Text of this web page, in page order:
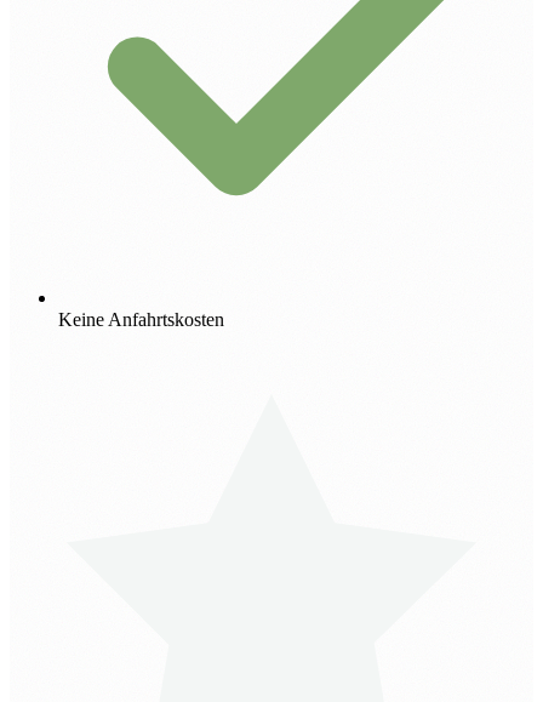
Keine Anfahrtskosten